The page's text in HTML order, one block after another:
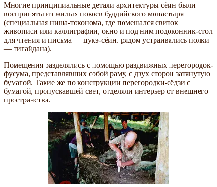
Многие принципиальные детали архитектуры сёин были
восприняты из жилых покоев буддийского монастыря
(специальная ниша-токонома, где помещался свиток
живописи или каллиграфии, окно и под ним подоконник-стол
для чтения и письма — цукэ-сёин, рядом устраивались полки
— тигайдана).
Помещения разделялись с помощью раздвижных перегородок-
фусума, представлявших собой раму, с двух сторон затянутую
бумагой. Такие же по конструкции перегородки-сёдзи с
бумагой, пропускавшей свет, отделяли интерьер от внешнего
пространства.